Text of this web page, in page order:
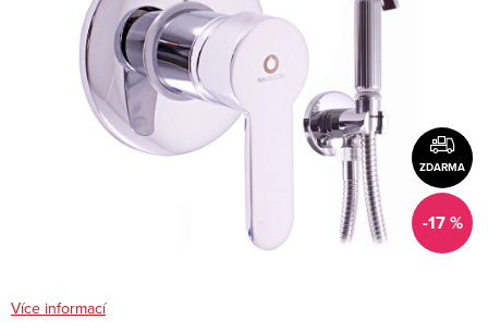
ZDARMA
-17 %
Více informací